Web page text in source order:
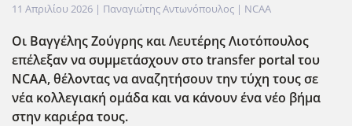
11 Απριλίου 2026 | Παναγιώτης Αντωνόπουλος | NCAA
Οι Βαγγέλης Ζούγρης και Λευτέρης Λιοτόπουλος
επέλεξαν να συμμετάσχουν στο transfer portal του
NCAA, θέλοντας να αναζητήσουν την τύχη τους σε
νέα κολλεγιακή ομάδα και να κάνουν ένα νέο βήμα
στην καριέρα τους.